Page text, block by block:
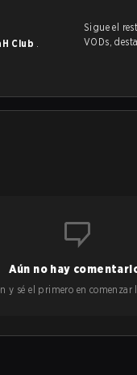
Club .
Sigue el
VODs,
Aún no hay
y sé el primero en comenzar